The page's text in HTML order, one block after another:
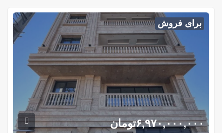
برای فروش
۶,۹۷۰,۰۰۰,۰۰۰تومان